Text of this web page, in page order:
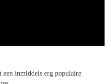
een inmiddels erg populaire